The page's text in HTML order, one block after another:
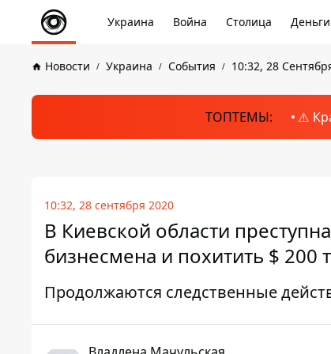
Украина Война Столица Деньги
Новости Украина События 10:32, 28
ТОПТЕМЫ: ⚠️
10:32, 28 сентября 2020
В Киевской области
бизнесмена и похитить $ 200
Продолжаются следственные